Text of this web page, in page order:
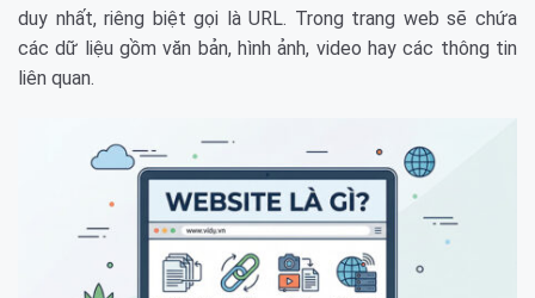
duy nhất, riêng biệt gọi là URL. Trong trang web sẽ chứa
các dữ liệu gồm văn bản, hình ảnh, video hay các thông tin
liên quan.